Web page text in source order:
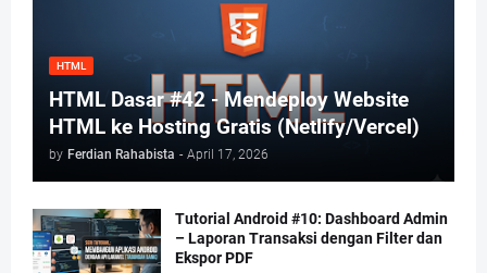
HTML
HTML Dasar #42 - Mendeploy Website
HTML ke Hosting Gratis (Netlify/Vercel)
by Ferdian Rahabista - April 17, 2026
Tutorial Android #10: Dashboard Admin
– Laporan Transaksi dengan Filter dan
Ekspor PDF